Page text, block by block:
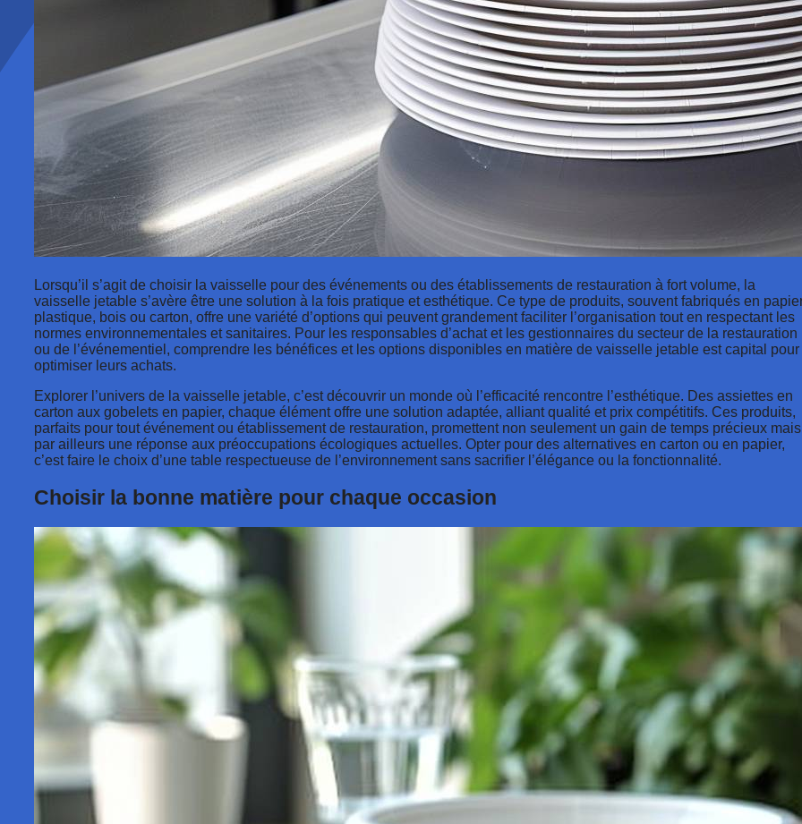
Lorsqu’il s’agit de choisir la vaisselle pour des événements ou des établissements de restauration à fort volume, la
vaisselle jetable s’avère être une solution à la fois pratique et esthétique. Ce type de produits, souvent fabriqués en
plastique, bois ou carton, offre une variété d’options qui peuvent grandement faciliter l’organisation tout en respectant les
normes environnementales et sanitaires. Pour les responsables d’achat et les gestionnaires du secteur de la restauration
ou de l’événementiel, comprendre les bénéfices et les options disponibles en matière de vaisselle jetable est capital pour
optimiser leurs achats.
Explorer l’univers de la vaisselle jetable, c’est découvrir un monde où l’efficacité rencontre l’esthétique. Des assiettes en
carton aux gobelets en papier, chaque élément offre une solution adaptée, alliant qualité et prix compétitifs. Ces produits,
parfaits pour tout événement ou établissement de restauration, promettent non seulement un gain de temps précieux mais
par ailleurs une réponse aux préoccupations écologiques actuelles. Opter pour des alternatives en carton ou en papier,
c’est faire le choix d’une table respectueuse de l’environnement sans sacrifier l’élégance ou la fonctionnalité.
Choisir la bonne matière pour chaque occasion